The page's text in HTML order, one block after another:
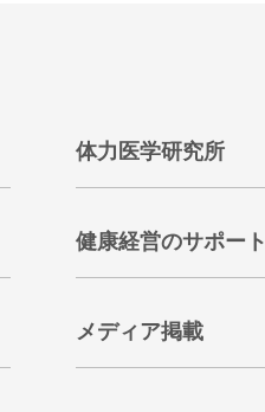
体力医学研究所
健康経営のサポート
メディア掲載